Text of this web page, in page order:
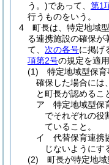
う。)であって、 第1
行うものをいう。
4
町長は、特定地域
る連携施設の確保が
て、 次の各号に掲げ
項第2号の規定を適
(1)
特定地域型保
確保した場合には
と町長が認めるこ
ア
特定地域型保
でそれぞれの役
ていること。
イ
代替保育連携
じないようにす
(2)
町長が特定地